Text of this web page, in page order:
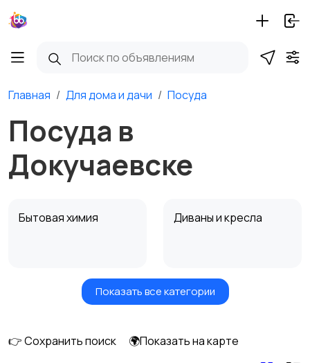
Главная Для дома и дачи Посуда
Посуда в
Докучаевске
Бытовая химия Диваны и кресла
Кровати и матрасы Кухонные гарнитуры
Показать все категории
👉 Сохранить поиск
🌍Показать на карте